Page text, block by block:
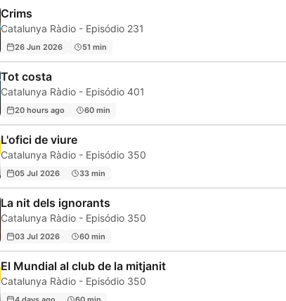
Crims
Catalunya Ràdio - Episódio 231
26 Jun 2026 51 min
Tot costa
Catalunya Ràdio - Episódio 401
20 hours ago 60 min
L'ofici de viure
Catalunya Ràdio - Episódio 350
05 Jul 2026 33 min
La nit dels ignorants
Catalunya Ràdio - Episódio 350
03 Jul 2026 60 min
El Mundial al club de la mitjanit
Catalunya Ràdio - Episódio 350